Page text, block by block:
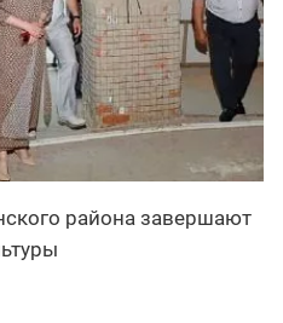
района завершают